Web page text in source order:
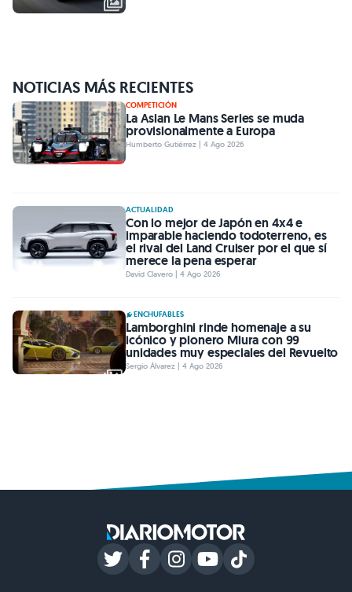
NOTICIAS MÁS RECIENTES
COMPETICIÓN
La Asian Le Mans Series se muda
provisionalmente a Europa
Humberto Gutiérrez | 4 Ago 2026
ACTUALIDAD
Con lo mejor de Japón en 4x4 e
imparable haciendo todoterreno, es
el rival del Land Cruiser por el que sí
merece la pena esperar
David Clavero | 4 Ago 2026
ENCHUFABLES
Lamborghini rinde homenaje a su
icónico y pionero Miura con 99
unidades muy especiales del Revuelto
Sergio Álvarez | 4 Ago 2026